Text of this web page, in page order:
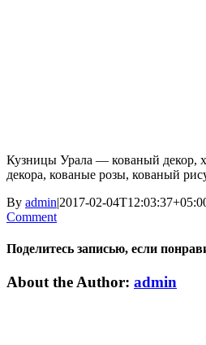
Кузницы Урала — кованый декор,
декора, кованые розы, кованый
By admin|2017-02-
Comment
Поделитесь записью, если
Vk
Email
About the Author: admin